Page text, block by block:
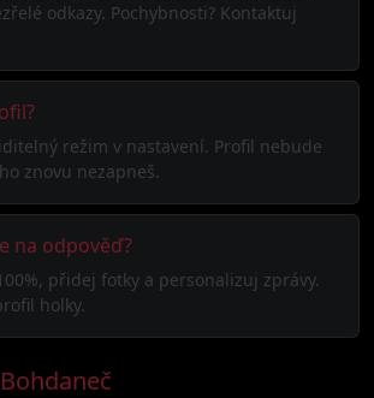
odkazy. Pochybnosti? Kontaktuj
režim v nastavení. Profil nebude
znovu nezapneš.
na odpověď?
přidej fotky a personalizuj zprávy.
holky.